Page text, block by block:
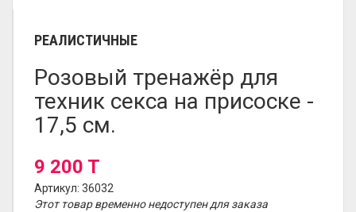
РЕАЛИСТИЧНЫЕ
Розовый тренажёр для
техник секса на присоске -
17,5 см.
9 200 T
Артикул: 36032
Этот товар временно недоступен для заказа